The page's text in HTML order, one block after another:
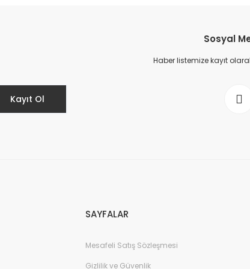
Kayıt Ol
Sosyal
Haber listemize kayıt
SAYFALAR
Mesafeli Satış Sözleşmesi
Gizlilik ve Güvenlik